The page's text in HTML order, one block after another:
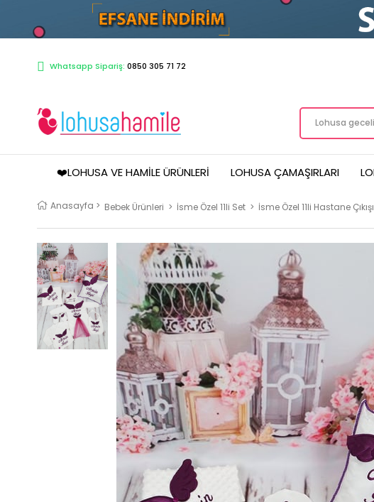
Whatsapp Sipariş: 0850 305 71 72
❤️LOHUSA VE HAMILE ÜRÜNLERI LOHUSA ÇAMAŞIRLARI
Anasayfa > Bebek Ürünleri > İsme Özel 11li Set > İsme Özel 11li Hastane